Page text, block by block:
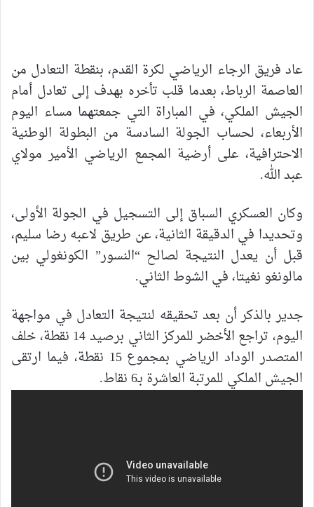
عاد فريق الرجاء الرياضي لكرة القدم، بنقطة التعادل من
العاصمة الرباط، بعدما قلب تأخره بهدف إلى تعادل أمام
الجيش الملكي، في المباراة التي جمعتهما مساء اليوم
الأربعاء، لحساب الجولة السادسة من البطولة الوطنية
الاحترافية، على أرضية المجمع الرياضي الأمير مولاي
عبد الله.
وكان العسكري السباق إلى التسجيل في الجولة الأولى،
وتحديدا في الدقيقة الثانية، عن طريق لاعبه رضا سليم،
قبل أن يعدل النتيجة لصالح “النسور” الكونغولي بين
مالونغو نغيتا، في الشوط الثاني.
جدير بالذكر أن بعد تحقيقه لنتيجة التعادل في مواجهة
اليوم، تراجع الأخضر للمركز الثاني برصيد 14 نقطة، خلف
المتصدر الوداد الرياضي بمجموع 15 نقطة، فيما ارتقى
الجيش الملكي للمرتبة العاشرة بـ6 نقاط.